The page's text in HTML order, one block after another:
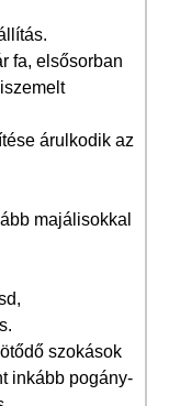
fa, elsősorban
árulkodik az
majálisokkal
szokások
inkább pogány-